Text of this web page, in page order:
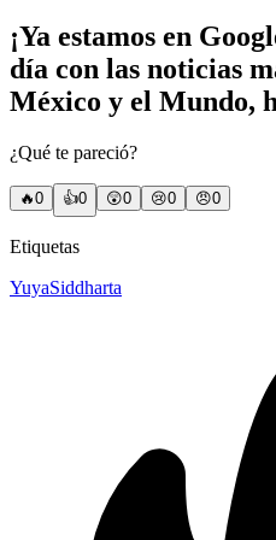
¡Ya estamos en
día con las noticias
México y el Mundo,
¿Qué te pareció?
🔥0 👍0 😲0 😢0 😠0
Etiquetas
YuyaSiddharta